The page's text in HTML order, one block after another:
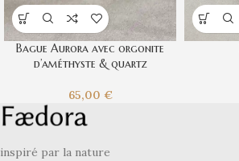
Bague Aurora avec orgonite
d’améthyste & quartz
65,00 €
inspiré par la nature